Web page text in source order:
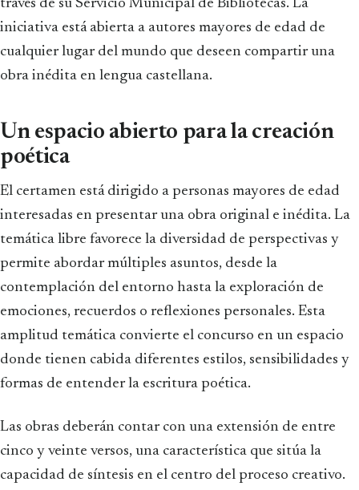
través de su Servicio Municipal de Bibliotecas. La
iniciativa está abierta a autores mayores de edad de
cualquier lugar del mundo que deseen compartir una
obra inédita en lengua castellana.
Un espacio abierto para la creación
poética
El certamen está dirigido a personas mayores de edad
interesadas en presentar una obra original e inédita. La
temática libre favorece la diversidad de perspectivas y
permite abordar múltiples asuntos, desde la
contemplación del entorno hasta la exploración de
emociones, recuerdos o reflexiones personales. Esta
amplitud temática convierte el concurso en un espacio
donde tienen cabida diferentes estilos, sensibilidades y
formas de entender la escritura poética.
Las obras deberán contar con una extensión de entre
cinco y veinte versos, una característica que sitúa la
capacidad de síntesis en el centro del proceso creativo.